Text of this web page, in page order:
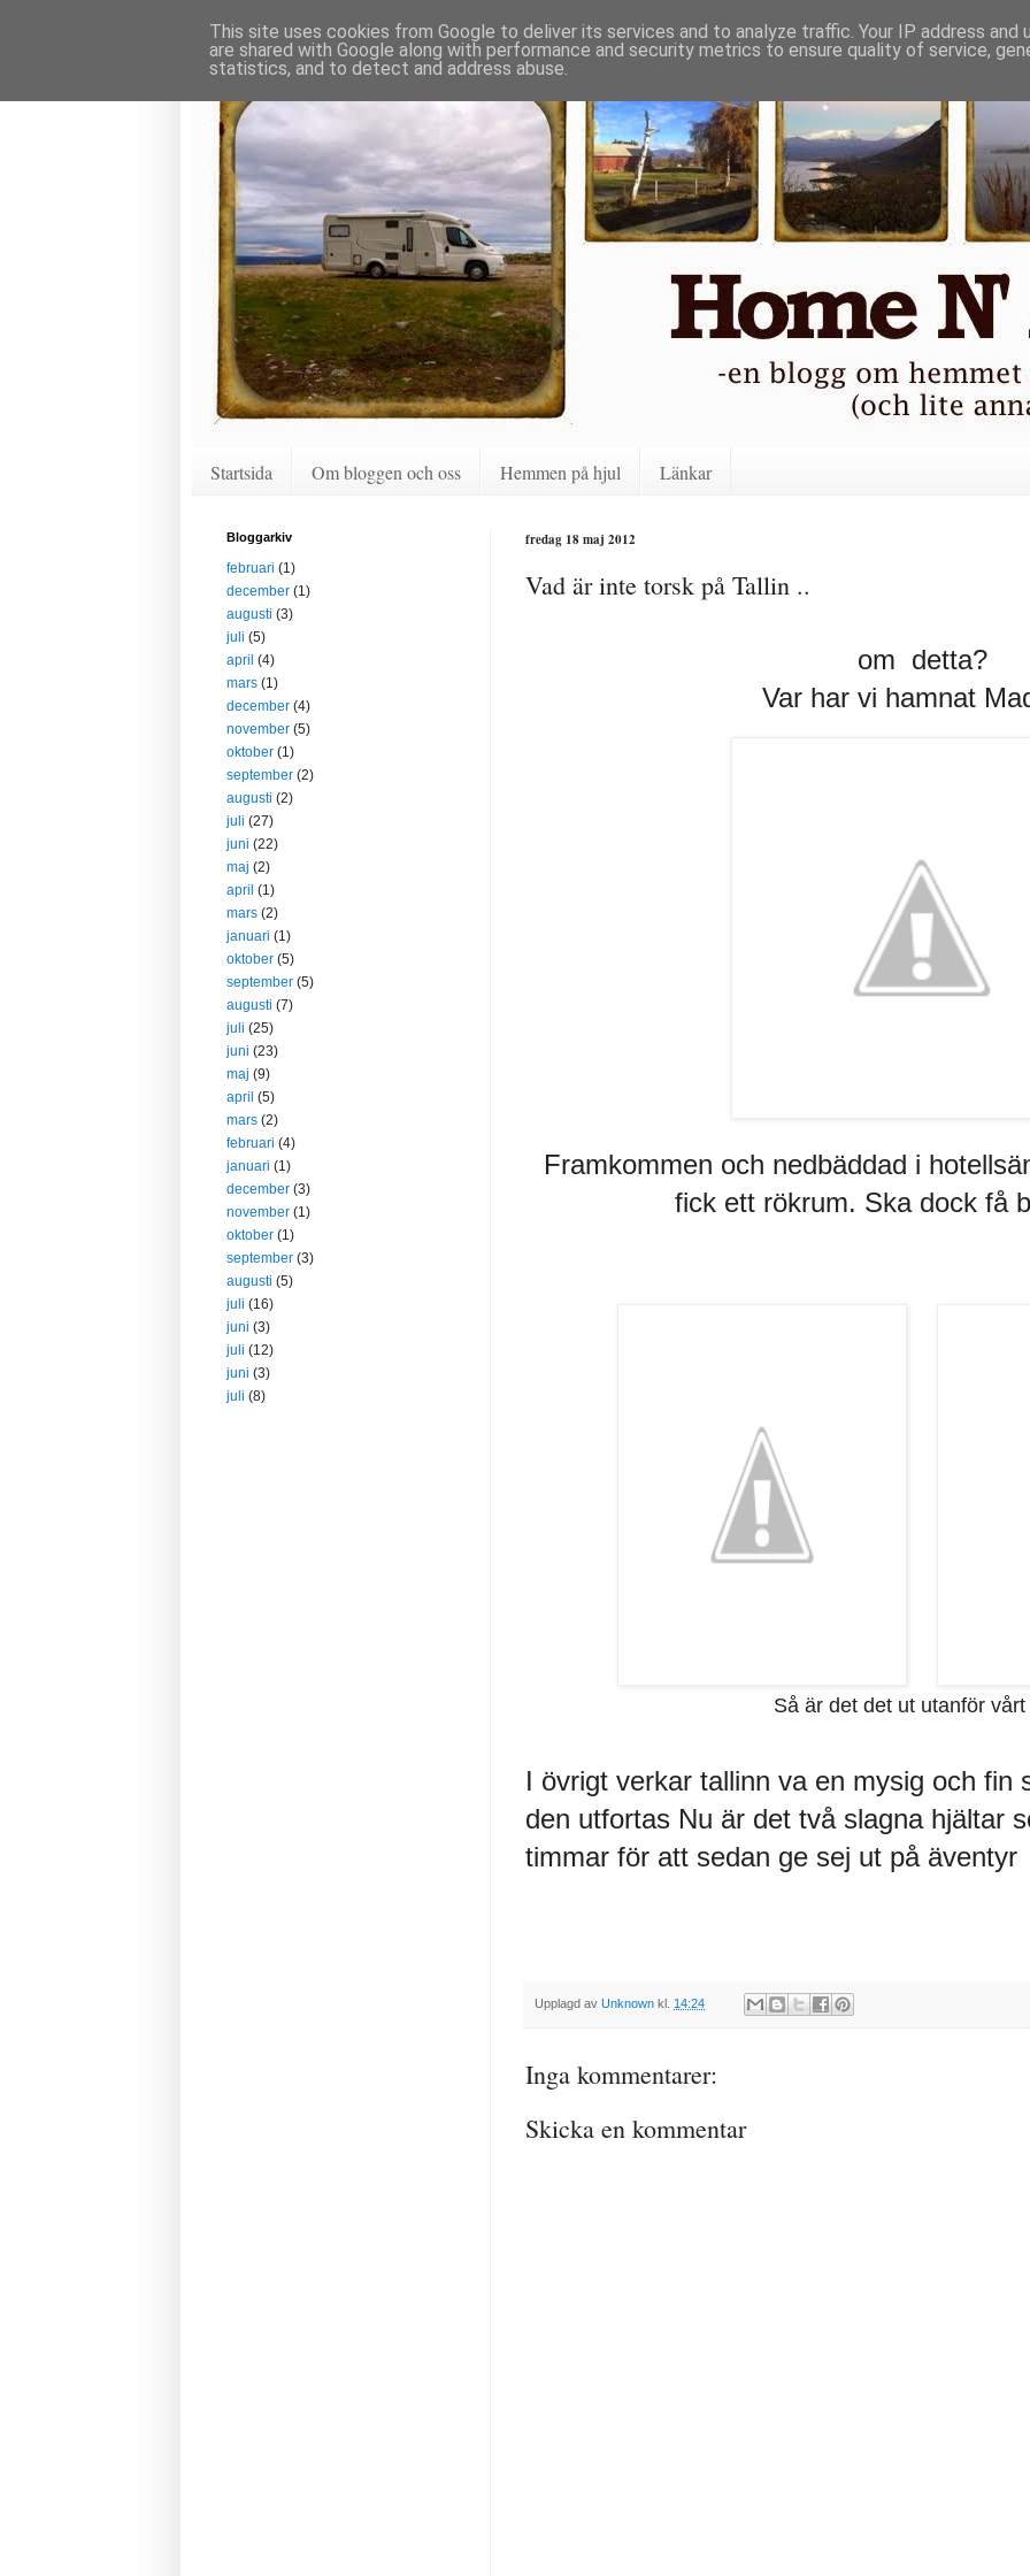
Startsida Om bloggen och oss Hemmen på hjul Länkar
fredag 18 maj 2012
Vad är inte torsk på Tallin ..
om detta?
Var har vi hamnat
Framkommen och nedbäddad i
fick ett rökrum. Ska dock få
Så är det det ut utanför vårt
I övrigt verkar tallinn va en mysig och
den utfortas Nu är det två slagna hjältar
timmar för att sedan ge sej ut på äventyr
Upplagd av Unknown kl. 14:24
Inga kommentarer:
Skicka en kommentar
Bloggarkiv
februari (1)
december (1)
augusti (3)
juli (5)
april (4)
mars (1)
december (4)
november (5)
oktober (1)
september (2)
augusti (2)
juli (27)
juni (22)
maj (2)
april (1)
mars (2)
januari (1)
oktober (5)
september (5)
augusti (7)
juli (25)
juni (23)
maj (9)
april (5)
mars (2)
februari (4)
januari (1)
december (3)
november (1)
oktober (1)
september (3)
augusti (5)
juli (16)
juni (3)
juli (12)
juni (3)
juli (8)
This site uses cookies from Google to deliver its services and to analyze traffic. Your IP address and
are shared with Google along with performance and security metrics to ensure quality of service,
statistics, and to detect and address abuse.